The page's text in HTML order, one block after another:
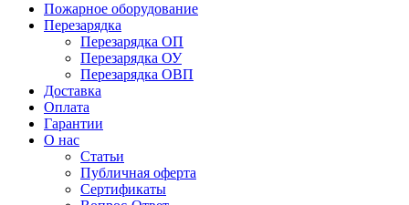
Пожарное оборудование
Перезарядка
Перезарядка ОП
Перезарядка ОУ
Перезарядка ОВП
Доставка
Оплата
Гарантии
О нас
Статьи
Публичная оферта
Сертификаты